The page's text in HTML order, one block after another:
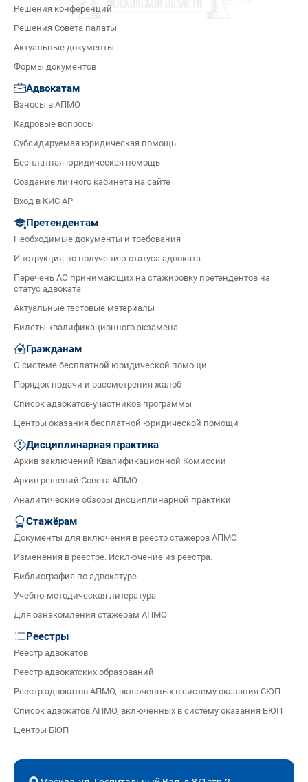
Решения конференций
Решения Совета палаты
Актуальные документы
Формы документов
Адвокатам
Взносы в АПМО
Кадровые вопросы
Субсидируемая юридическая помощь
Бесплатная юридическая помощь
Создание личного кабинета на сайте
Вход в КИС АР
Претендентам
Необходимые документы и требования
Инструкция по получению статуса адвоката
Перечень АО принимающих на стажировку претендентов на
статус адвоката
Актуальные тестовые материалы
Билеты квалификационного экзамена
Гражданам
О системе бесплатной юридической помощи
Порядок подачи и рассмотрения жалоб
Список адвокатов-участников программы
Центры оказания бесплатной юридической помощи
Дисциплинарная практика
Архив заключений Квалификационной Комиссии
Архив решений Совета АПМО
Аналитические обзоры дисциплинарной практики
Стажёрам
Документы для включения в реестр стажеров АПМО
Изменения в реестре. Исключение из реестра.
Библиография по адвокатуре
Учебно-методическая литература
Для ознакомления стажёрам АПМО
Реестры
Реестр адвокатов
Реестр адвокатских образований
Реестр адвокатов АПМО, включенных в систему оказания СЮП
Список адвокатов АПМО, включенных в систему оказания БЮП
Центры БЮП